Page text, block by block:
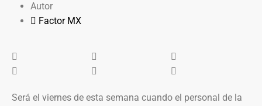
Autor
Factor MX
Será el viernes de esta semana cuando el personal de la